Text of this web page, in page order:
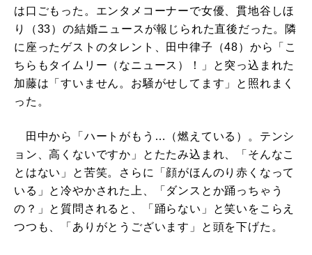
は口ごもった。エンタメコーナーで女優、貫地谷しほ
り（33）の結婚ニュースが報じられた直後だった。隣
に座ったゲストのタレント、田中律子（48）から「こ
ちらもタイムリー（なニュース）！」と突っ込まれた
加藤は「すいません。お騒がせしてます」と照れまく
った。
田中から「ハートがもう…（燃えている）。テンシ
ョン、高くないですか」とたたみ込まれ、「そんなこ
とはない」と苦笑。さらに「顔がほんのり赤くなって
いる」と冷やかされた上、「ダンスとか踊っちゃう
の？」と質問されると、「踊らない」と笑いをこらえ
つつも、「ありがとうございます」と頭を下げた。